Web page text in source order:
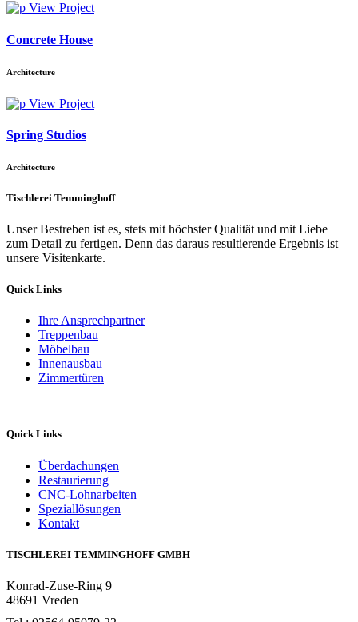
View Project
Concrete House
Architecture
View Project
Spring Studios
Architecture
Tischlerei Temminghoff
Unser Bestreben ist es, stets mit höchster Qualität und mit Liebe
zum Detail zu fertigen. Denn das daraus resultierende Ergebnis ist
unsere Visitenkarte.
Quick Links
Ihre Ansprechpartner
Treppenbau
Möbelbau
Innenausbau
Zimmertüren
Quick Links
Überdachungen
Restaurierung
CNC-Lohnarbeiten
Speziallösungen
Kontakt
TISCHLEREI TEMMINGHOFF GMBH
Konrad-Zuse-Ring 9
48691 Vreden